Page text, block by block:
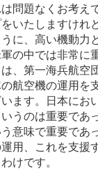
問題なくお考え
いたしますけれ
に、高い機動力
の中では非常に
、第一海兵航空
航空機の運用を
ます。
日本にお
うのは重要であ
意味で重要であ
用、これを支援
けです。